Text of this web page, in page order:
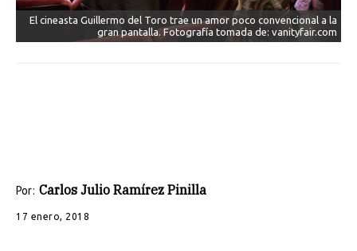
El cineasta Guillermo del Toro trae un amor poco convencional a la
gran pantalla. Fotografía tomada de: vanityfair.com
Por: Carlos Julio Ramírez Pinilla
17 enero, 2018